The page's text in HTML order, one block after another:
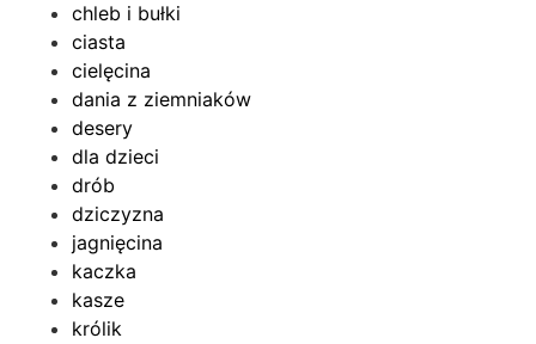
chleb i bułki
ciasta
cielęcina
dania z ziemniaków
desery
dla dzieci
drób
dziczyzna
jagnięcina
kaczka
kasze
królik